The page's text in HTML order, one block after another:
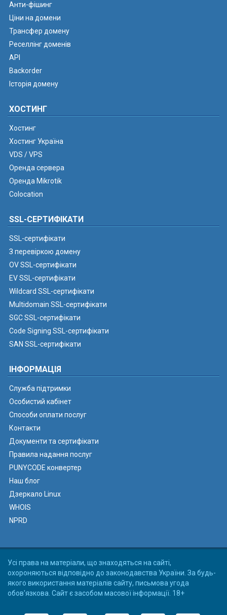
Анти-фішинг
Ціни на домени
Трансфер домену
Реселлінг доменів
API
Backorder
Історія домену
ХОСТИНГ
Хостинг
Хостинг Україна
VDS / VPS
Оренда сервера
Оренда Mikrotik
Colocation
SSL-СЕРТИФІКАТИ
SSL-сертифікати
З перевіркою домену
OV SSL-сертифікати
EV SSL-сертифікати
Wildcard SSL-сертифікати
Multidomain SSL-сертифікати
SGC SSL-сертифікати
Code Signing SSL-сертифікати
SAN SSL-сертифікати
ІНФОРМАЦІЯ
Служба підтримки
Особистий кабінет
Способи оплати послуг
Контакти
Документи та сертифікати
Правила надання послуг
PUNYCODE конвертер
Наш блог
Дзеркало Linux
WHOIS
NPRD
Усі права на матеріали, що знаходяться на сайті,
охороняються відповідно до законодавства України. За будь-
якого використання матеріалів сайту, письмова угода
обов'язкова. Сайт є засобом масової інформації. 18+